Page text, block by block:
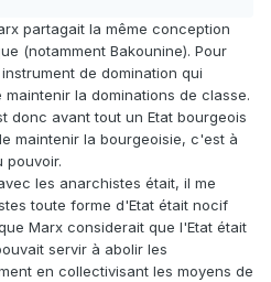
partagait la même conception
(notamment Bakounine). Pour
de domination qui
la dominations de classe.
donc avant tout un Etat bourgeois
maintenir la bourgeoisie, c'est à
pouvoir.
les anarchistes était, il me
toute forme d'Etat était nocif
Marx considerait que l'Etat était
servir à abolir les
en collectivisant les moyens de